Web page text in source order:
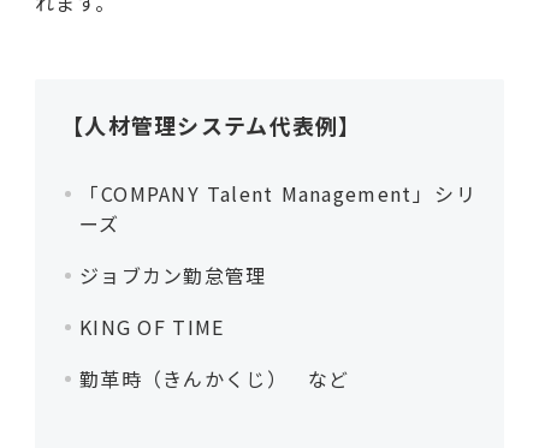
【人材管理システム代表例】
「COMPANY Talent Management」シリ
ーズ
ジョブカン勤怠管理
KING OF TIME
勤革時（きんかくじ） など